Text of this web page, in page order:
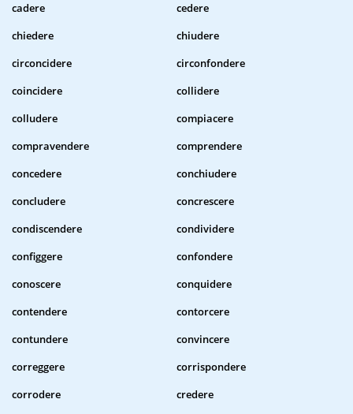
cadere
cedere
chiedere
chiudere
circoncidere
circonfondere
coincidere
collidere
colludere
compiacere
compravendere
comprendere
concedere
conchiudere
concludere
concrescere
condiscendere
condividere
configgere
confondere
conoscere
conquidere
contendere
contorcere
contundere
convincere
correggere
corrispondere
corrodere
credere